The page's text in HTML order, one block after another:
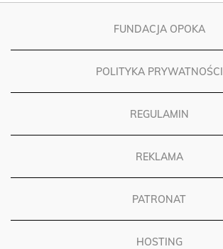
FUNDACJA OPOKA
POLITYKA PRYWATNOŚCI
REGULAMIN
REKLAMA
PATRONAT
HOSTING